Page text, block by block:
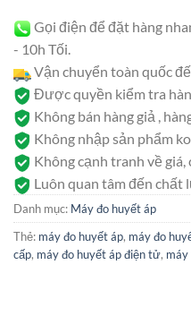
Gọi điện để đặt hàng
- 10h Tối.
Vận chuyển toàn quốc
Được quyền kiểm tra
Không bán hàng giả ,
Không nhập sản phẩm
Không cạnh tranh về giá,
Luôn quan tâm đến
Danh mục: Máy đo huyết áp
Thẻ: máy đo huyết áp, máy đo
cấp, máy đo huyết áp điện tử,